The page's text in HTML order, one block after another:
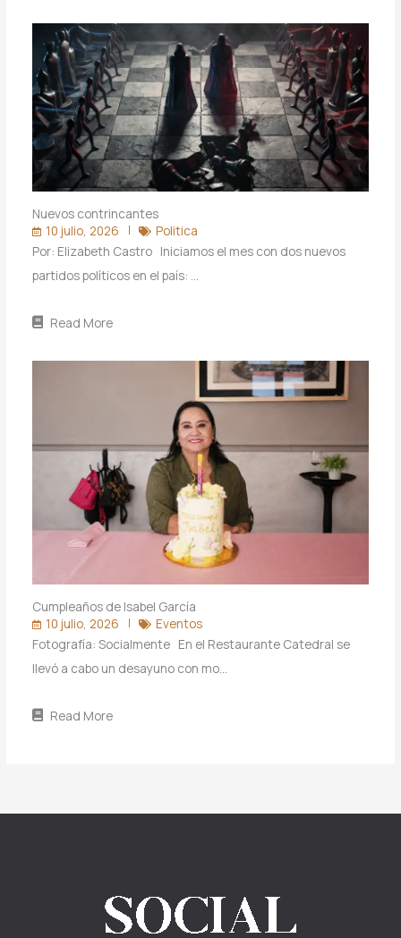
Nuevos contrincantes
10 julio, 2026
Politica
Por: Elizabeth Castro Iniciamos el mes con dos nuevos
partidos políticos en el país: …
Read More
Cumpleaños de Isabel García
10 julio, 2026
Eventos
Fotografía: Socialmente En el Restaurante Catedral se
llevó a cabo un desayuno con mo…
Read More